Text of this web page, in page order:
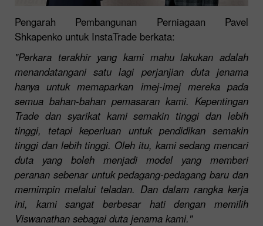
Pengarah Pembangunan Perniagaan Pavel
Shkapenko untuk InstaTrade berkata:
"Perkara terakhir yang kami mahu lakukan adalah
menandatangani satu lagi perjanjian duta jenama
hanya untuk memaparkan imej-imej mereka pada
semua bahan-bahan pemasaran kami. Kepentingan
Trade dan syarikat kami semakin tinggi dan lebih
tinggi, tetapi keperluan untuk pendidikan semakin
tinggi dan lebih tinggi. Oleh itu, kami sedang mencari
duta yang boleh menjadi model yang memberi
peranan sebenar untuk pedagang-pedagang baru dan
memimpin melalui teladan. Dan dalam rangka kerja
ini, kami sangat berbesar hati dengan memilih
Viswanathan sebagai duta jenama kami."